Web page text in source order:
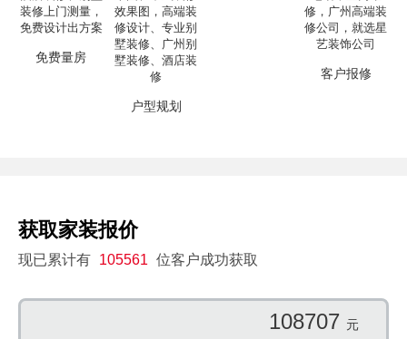
免费量房
户型规划
客户报修
获取家装报价
现已累计有 105561 位客户成功获取
108707 元